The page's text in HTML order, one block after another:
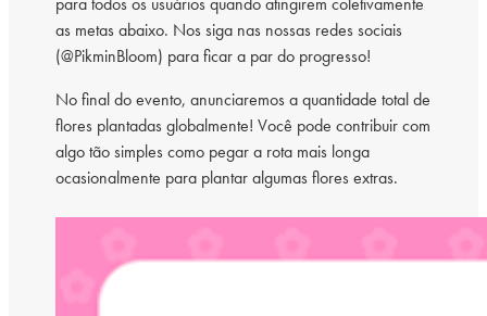
as metas abaixo. Nos siga nas nossas redes sociais
(@PikminBloom) para ficar a par do progresso!
No final do evento, anunciaremos a quantidade total de
flores plantadas globalmente! Você pode contribuir com
algo tão simples como pegar a rota mais longa
ocasionalmente para plantar algumas flores extras.